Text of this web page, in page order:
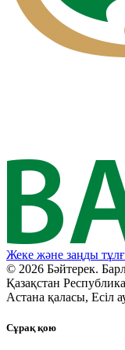
Жеке және заңды
© 2026 Бәйтерек.
Қазақстан
Астана қаласы, Есіл
Сұрақ қою